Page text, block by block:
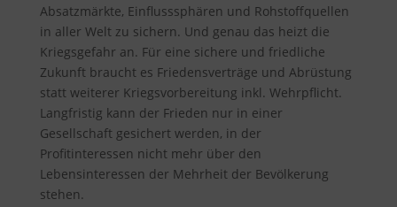
Absatzmärkte, Einflusssphären und Rohstoffquellen
in aller Welt zu sichern. Und genau das heizt die
Kriegsgefahr an. Für eine sichere und friedliche
Zukunft braucht es Friedensverträge und Abrüstung
statt weiterer Kriegsvorbereitung inkl. Wehrpflicht.
Langfristig kann der Frieden nur in einer
Gesellschaft gesichert werden, in der
Profitinteressen nicht mehr über den
Lebensinteressen der Mehrheit der Bevölkerung
stehen.